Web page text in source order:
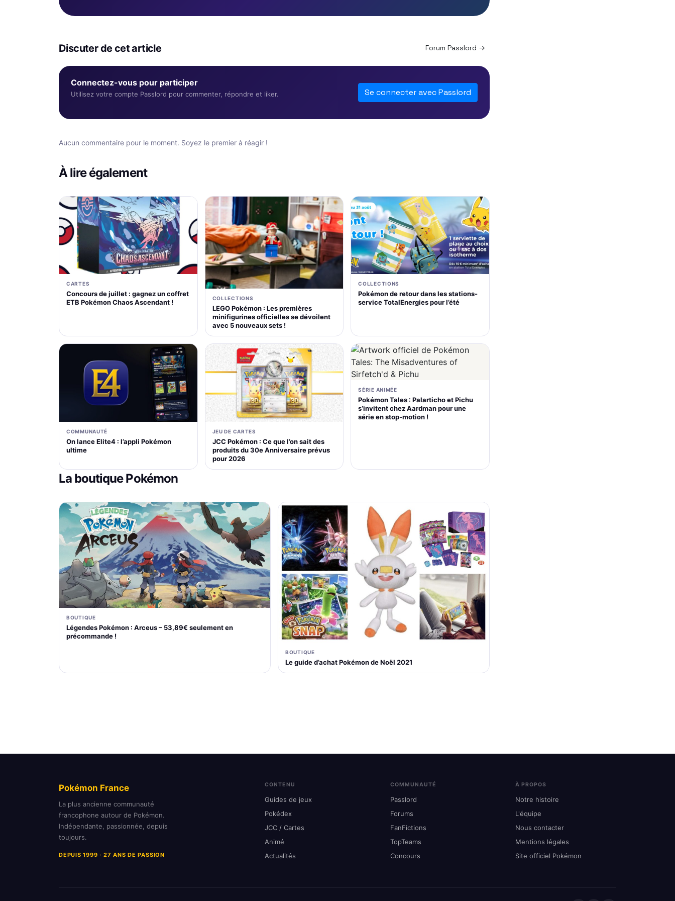
Discuter de cet article Forum Passlord →
Connectez-vous pour participer
Utilisez votre compte Passlord pour commenter, répondre et liker. Se connecter avec Passlord
Aucun commentaire pour le moment. Soyez le premier à réagir !
À lire également
CARTES
Concours de juillet : gagnez un coffret
ETB Pokémon Chaos Ascendant !
COLLECTIONS
LEGO Pokémon : Les premières
minifigurines officielles se dévoilent
avec 5 nouveaux sets !
COLLECTIONS
Pokémon de retour dans les stations-
service TotalEnergies pour l’été
COMMUNAUTÉ
On lance Elite4 : l’appli Pokémon
ultime
JEU DE CARTES
JCC Pokémon : Ce que l’on sait des
produits du 30e Anniversaire prévus
pour 2026
SÉRIE ANIMÉE
Pokémon Tales : Palarticho et Pichu
s’invitent chez Aardman pour une
série en stop-motion !
La boutique Pokémon
BOUTIQUE
Légendes Pokémon : Arceus – 53,89€ seulement en
précommande !
BOUTIQUE
Le guide d’achat Pokémon de Noël 2021
Pokémon France
La plus ancienne communauté
francophone autour de Pokémon.
Indépendante, passionnée, depuis
toujours.
DEPUIS 1999 · 27 ANS DE PASSION
CONTENU
Guides de jeux
Pokédex
JCC / Cartes
Animé
Actualités
COMMUNAUTÉ
Passlord
Forums
FanFictions
TopTeams
Concours
À PROPOS
Notre histoire
L'équipe
Nous contacter
Mentions légales
Site officiel Pokémon